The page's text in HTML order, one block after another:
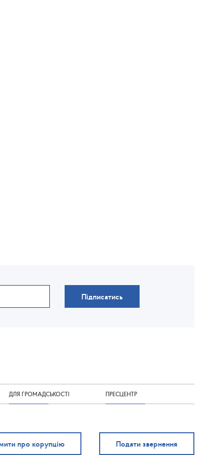
Підписатись
ДЛЯ ГРОМАДСЬКОСТІ ПРЕСЦЕНТР
про корупцію Подати звернення